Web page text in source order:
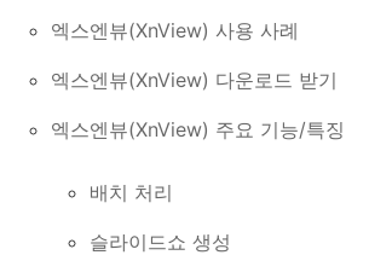
엑스엔뷰(XnView) 사용 사례
엑스엔뷰(XnView) 다운로드 받기
엑스엔뷰(XnView) 주요 기능/특징
배치 처리
슬라이드쇼 생성